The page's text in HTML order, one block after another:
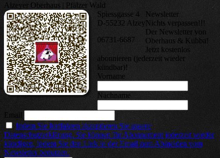
Alzeyer Oberhaus | Pfälzer Wald
Spiessgasse 4
D-55232 Alzey
06731-6687
Newsletter
Nichts verpassen!!!
Der Newsletter von
Oberhaus & Kubba!
Jetzt kostenlos
abonnieren (jederzeit wieder
kündbar)!
Vorname
Nachname
Email
Indem Sie fortfahren akzeptieren Sie unsere
Datenschutzerklärung. Sie können Ihr Abonnement jederzeit wieder
kündigen, indem Sie den Link in der Email zum Abmelden vom
Newsletter benutzen.